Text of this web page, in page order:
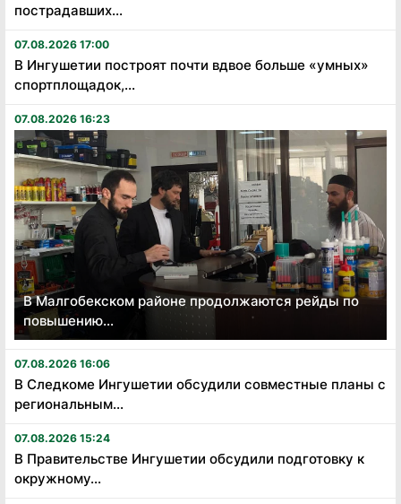
пострадавших...
07.08.2026 17:00
В Ингушетии построят почти вдвое больше «умных»
спортплощадок,...
07.08.2026 16:23
В Малгобекском районе продолжаются рейды по
повышению...
07.08.2026 16:06
В Следкоме Ингушетии обсудили совместные планы с
региональным...
07.08.2026 15:24
В Правительстве Ингушетии обсудили подготовку к
окружному...